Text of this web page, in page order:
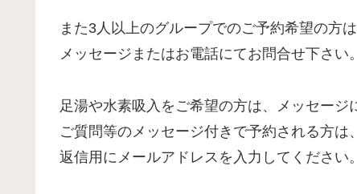
また3人以上のグループでのご予約希望の方は
メッセージまたはお電話にてお問合せ下さい。
足湯や水素吸入をご希望の方は、メッセージ
ご質問等のメッセージ付きで予約される方は、
返信用にメールアドレスを入力してください。